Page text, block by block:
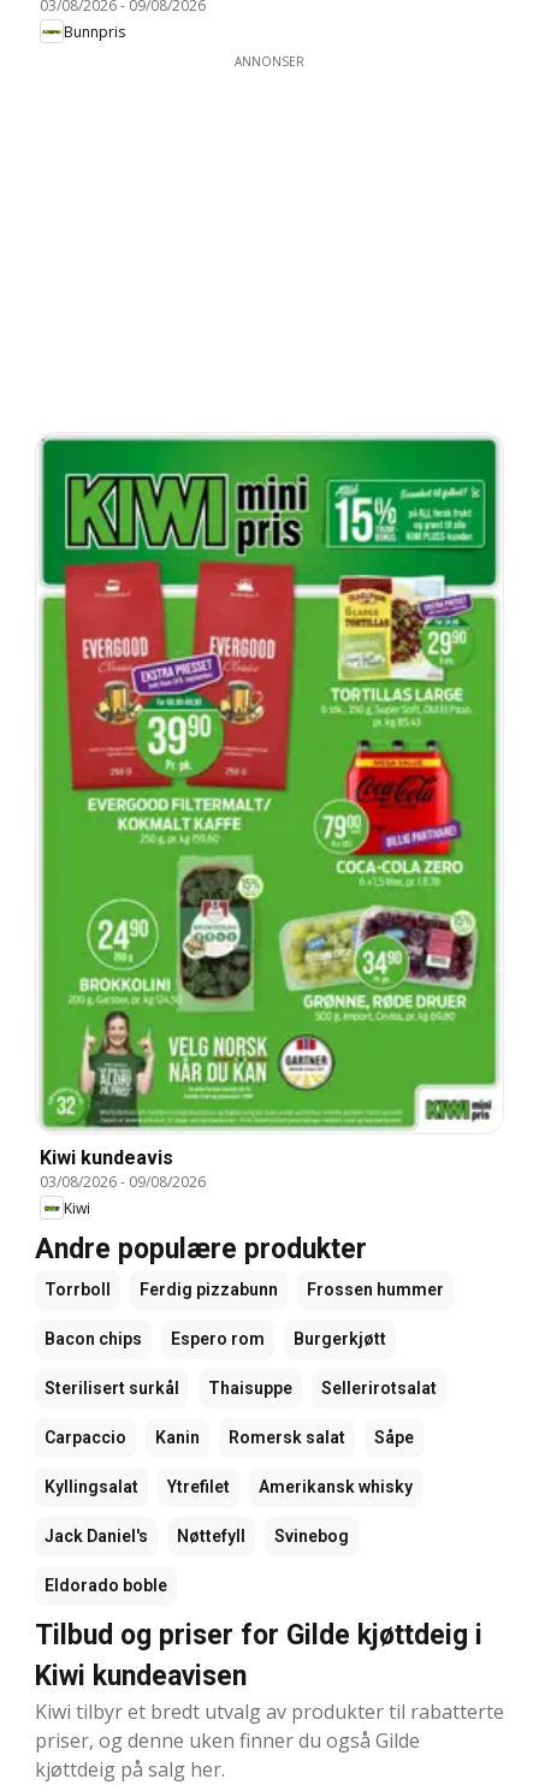
03/08/2026- 09/08/2026
Bunnpris
ANNONSER
Kiwi kundeavis
03/08/2026- 09/08/2026
Kiwi
Andre populære produkter
Torrboll Ferdig pizzabunn Frossen hummer
Bacon chips Espero rom Burgerkjøtt
Sterilisert surkål Thaisuppe Sellerirotsalat
Carpaccio Kanin Romersk salat Såpe
Kyllingsalat Ytrefilet Amerikansk whisky
Jack Daniel's Nøttefyll Svinebog
Eldorado boble
Tilbud og priser for Gilde kjøttdeig i
Kiwi kundeavisen
Kiwi tilbyr et bredt utvalg av produkter til rabatterte
priser, og denne uken finner du også Gilde
kjøttdeig på salg her.